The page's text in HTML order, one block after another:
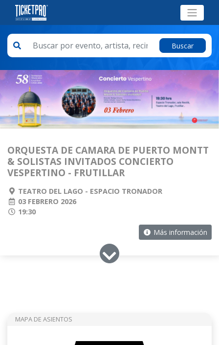
Buscar
ORQUESTA DE CAMARA DE PUERTO MONTT
& SOLISTAS INVITADOS CONCIERTO
VESPERTINO - FRUTILLAR
TEATRO DEL LAGO - ESPACIO TRONADOR
03 FEBRERO 2026
19:30
Más información
MAPA DE ASIENTOS